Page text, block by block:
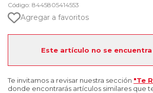
Código: 8445805414553
Agregar a favoritos
Este artículo no se
Te invitamos a revisar nuestra sección "Te
donde encontrarás artículos similares que